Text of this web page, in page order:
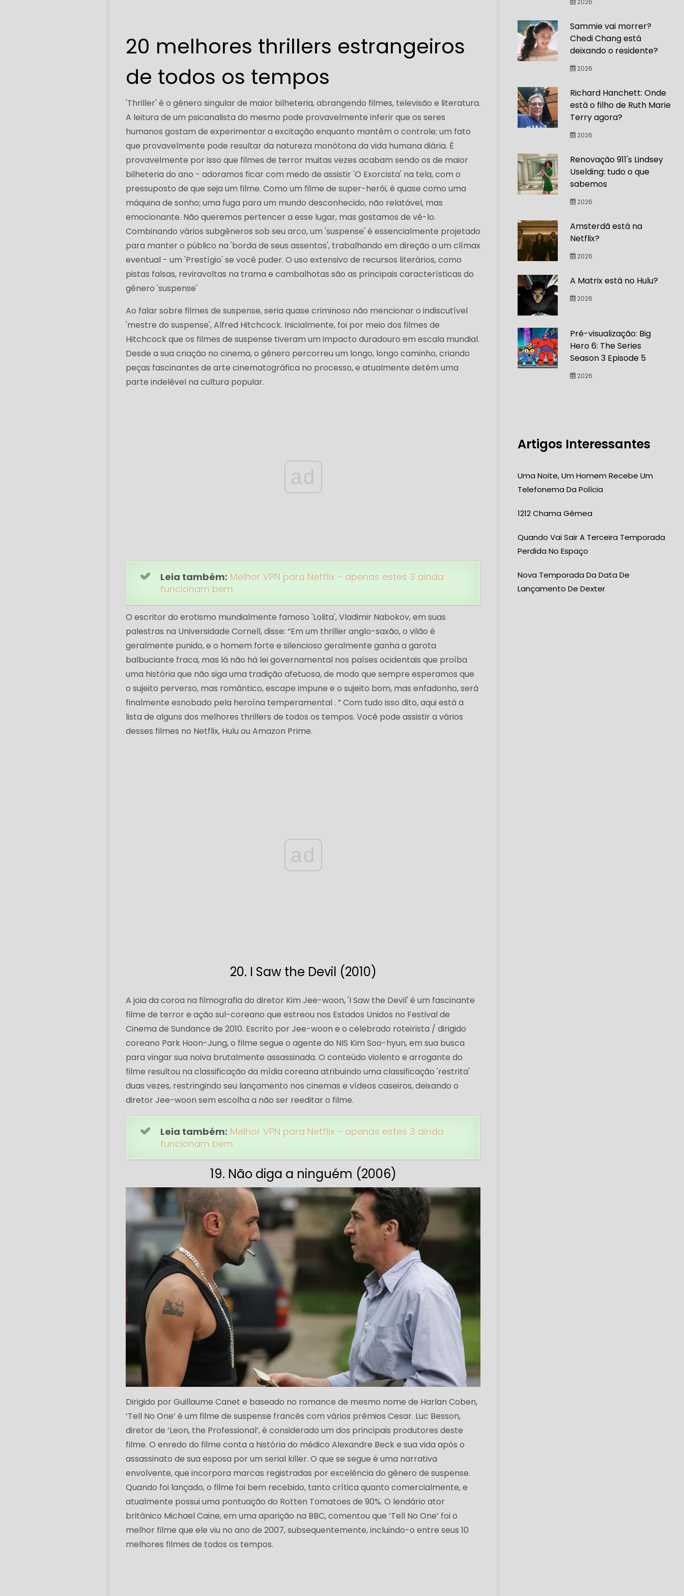
20 melhores thrillers estrangeiros
de todos os tempos
'Thriller' é o gênero singular de maior bilheteria, abrangendo filmes, televisão e literatura.
A leitura de um psicanalista do mesmo pode provavelmente inferir que os seres
humanos gostam de experimentar a excitação enquanto mantêm o controle; um fato
que provavelmente pode resultar da natureza monótona da vida humana diária. É
provavelmente por isso que filmes de terror muitas vezes acabam sendo os de maior
bilheteria do ano - adoramos ficar com medo de assistir 'O Exorcista' na tela, com o
pressuposto de que seja um filme. Como um filme de super-herói, é quase como uma
máquina de sonho; uma fuga para um mundo desconhecido, não relatável, mas
emocionante. Não queremos pertencer a esse lugar, mas gostamos de vê-lo.
Combinando vários subgêneros sob seu arco, um 'suspense' é essencialmente projetado
para manter o público na 'borda de seus assentos', trabalhando em direção a um clímax
eventual - um 'Prestígio' se você puder. O uso extensivo de recursos literários, como
pistas falsas, reviravoltas na trama e cambalhotas são as principais características do
gênero 'suspense'
Ao falar sobre filmes de suspense, seria quase criminoso não mencionar o indiscutível
'mestre do suspense', Alfred Hitchcock. Inicialmente, foi por meio dos filmes de
Hitchcock que os filmes de suspense tiveram um impacto duradouro em escala mundial.
Desde a sua criação no cinema, o gênero percorreu um longo, longo caminho, criando
peças fascinantes de arte cinematográfica no processo, e atualmente detém uma
parte indelével na cultura popular.
ad
Leia também: Melhor VPN para Netflix - apenas estes 3 ainda
funcionam bem
O escritor do erotismo mundialmente famoso 'Lolita', Vladimir Nabokov, em suas
palestras na Universidade Cornell, disse: “Em um thriller anglo-saxão, o vilão é
geralmente punido, e o homem forte e silencioso geralmente ganha a garota
balbuciante fraca, mas lá não há lei governamental nos países ocidentais que proíba
uma história que não siga uma tradição afetuosa, de modo que sempre esperamos que
o sujeito perverso, mas romântico, escape impune e o sujeito bom, mas enfadonho, será
finalmente esnobado pela heroína temperamental . ” Com tudo isso dito, aqui está a
lista de alguns dos melhores thrillers de todos os tempos. Você pode assistir a vários
desses filmes no Netflix, Hulu ou Amazon Prime.
ad
20. I Saw the Devil (2010)
A joia da coroa na filmografia do diretor Kim Jee-woon, 'I Saw the Devil' é um fascinante
filme de terror e ação sul-coreano que estreou nos Estados Unidos no Festival de
Cinema de Sundance de 2010. Escrito por Jee-woon e o celebrado roteirista / dirigido
coreano Park Hoon-Jung, o filme segue o agente do NIS Kim Soo-hyun, em sua busca
para vingar sua noiva brutalmente assassinada. O conteúdo violento e arrogante do
filme resultou na classificação da mídia coreana atribuindo uma classificação 'restrita'
duas vezes, restringindo seu lançamento nos cinemas e vídeos caseiros, deixando o
diretor Jee-woon sem escolha a não ser reeditar o filme.
Leia também: Melhor VPN para Netflix - apenas estes 3 ainda
funcionam bem
19. Não diga a ninguém (2006)
Dirigido por Guillaume Canet e baseado no romance de mesmo nome de Harlan Coben,
‘Tell No One’ é um filme de suspense francês com vários prêmios Cesar. Luc Besson,
diretor de ‘Leon, the Professional’, é considerado um dos principais produtores deste
filme. O enredo do filme conta a história do médico Alexandre Beck e sua vida após o
assassinato de sua esposa por um serial killer. O que se segue é uma narrativa
envolvente, que incorpora marcas registradas por excelência do gênero de suspense.
Quando foi lançado, o filme foi bem recebido, tanto crítica quanto comercialmente, e
atualmente possui uma pontuação do Rotten Tomatoes de 90%. O lendário ator
britânico Michael Caine, em uma aparição na BBC, comentou que ‘Tell No One’ foi o
melhor filme que ele viu no ano de 2007, subsequentemente, incluindo-o entre seus 10
melhores filmes de todos os tempos.
2026
Sammie vai morrer?
Chedi Chang está
deixando o residente?
2026
Richard Hanchett: Onde
está o filho de Ruth Marie
Terry agora?
2026
Renovação 911's Lindsey
Uselding: tudo o que
sabemos
2026
Amsterdã está na
Netflix?
2026
A Matrix está no Hulu?
2026
Pré-visualização: Big
Hero 6: The Series
Season 3 Episode 5
2026
Artigos Interessantes
Uma Noite, Um Homem Recebe Um
Telefonema Da Polícia
1212 Chama Gêmea
Quando Vai Sair A Terceira Temporada
Perdida No Espaço
Nova Temporada Da Data De
Lançamento De Dexter